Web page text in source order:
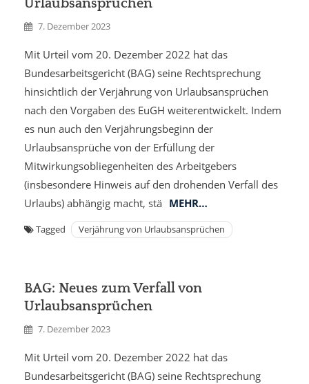
Urlaubsansprüchen
7. Dezember 2023
Mit Urteil vom 20. Dezember 2022 hat das
Bundesarbeitsgericht (BAG) seine Rechtsprechung
hinsichtlich der Verjährung von Urlaubsansprüchen
nach den Vorgaben des EuGH weiterentwickelt. Indem
es nun auch den Verjährungsbeginn der
Urlaubsansprüche von der Erfüllung der
Mitwirkungsobliegenheiten des Arbeitgebers
(insbesondere Hinweis auf den drohenden Verfall des
Urlaubs) abhängig macht, stä MEHR…
Tagged Verjährung von Urlaubsansprüchen
BAG: Neues zum Verfall von
Urlaubsansprüchen
7. Dezember 2023
Mit Urteil vom 20. Dezember 2022 hat das
Bundesarbeitsgericht (BAG) seine Rechtsprechung